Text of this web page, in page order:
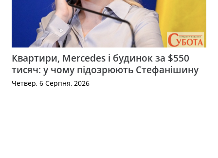
Квартири, Mercedes і будинок за $550
тисяч: у чому підозрюють Стефанішину
Четвер, 6 Серпня, 2026